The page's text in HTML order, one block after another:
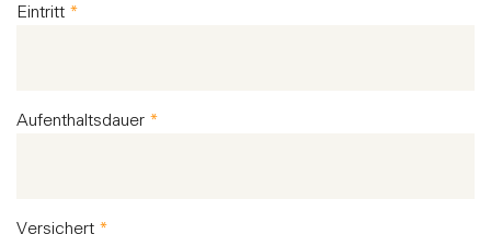
Eintritt *
Aufenthaltsdauer *
Versichert *